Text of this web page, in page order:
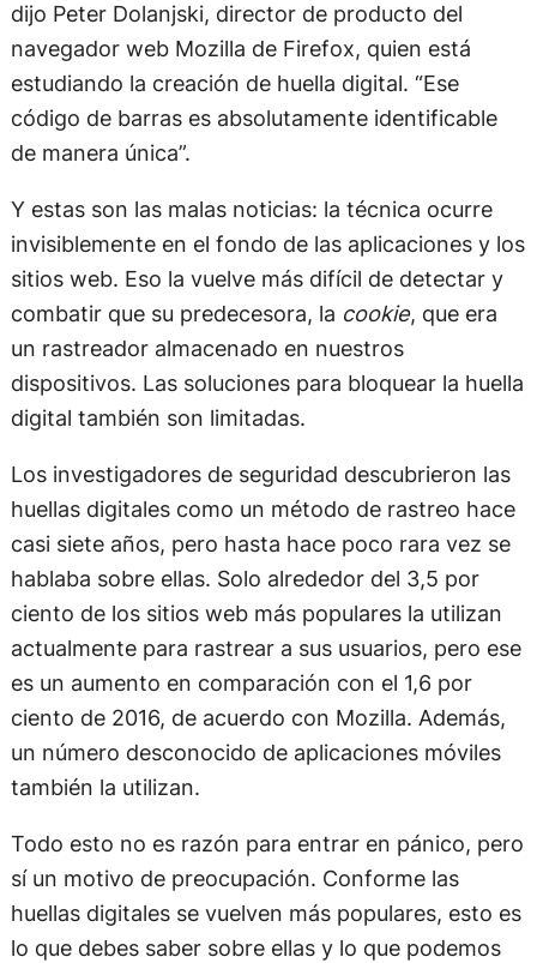
dijo Peter Dolanjski, director de producto del
navegador web Mozilla de Firefox, quien está
estudiando la creación de huella digital. “Ese
código de barras es absolutamente identificable
de manera única”.
Y estas son las malas noticias: la técnica ocurre
invisiblemente en el fondo de las aplicaciones y los
sitios web. Eso la vuelve más difícil de detectar y
combatir que su predecesora, la cookie, que era
un rastreador almacenado en nuestros
dispositivos. Las soluciones para bloquear la huella
digital también son limitadas.
Los investigadores de seguridad descubrieron las
huellas digitales como un método de rastreo hace
casi siete años, pero hasta hace poco rara vez se
hablaba sobre ellas. Solo alrededor del 3,5 por
ciento de los sitios web más populares la utilizan
actualmente para rastrear a sus usuarios, pero ese
es un aumento en comparación con el 1,6 por
ciento de 2016, de acuerdo con Mozilla. Además,
un número desconocido de aplicaciones móviles
también la utilizan.
Todo esto no es razón para entrar en pánico, pero
sí un motivo de preocupación. Conforme las
huellas digitales se vuelven más populares, esto es
lo que debes saber sobre ellas y lo que podemos